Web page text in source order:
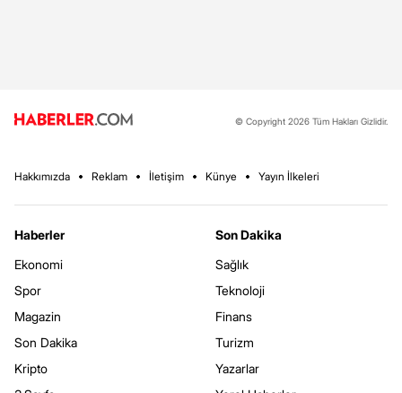
© Copyright 2026 Tüm Hakları Gizlidir.
Hakkımızda Reklam İletişim Künye Yayın İlkeleri
Haberler
Ekonomi
Spor
Magazin
Son Dakika
Kripto
Son Dakika
Sağlık
Teknoloji
Finans
Turizm
Yazarlar